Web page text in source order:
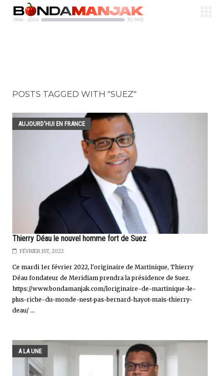
POSTS TAGGED WITH "SUEZ"
AUJOURD'HUI EN FRANCE
Thierry Déau le nouvel homme fort de Suez
FÉVRIER 1ST, 2022
Ce mardi 1er février 2022, l'originaire de Martinique, Thierry
Déau fondateur de Meridiam prendra la présidence de Suez.
https://www.bondamanjak.com/loriginaire-de-martinique-le-
plus-riche-du-monde-nest-pas-bernard-hayot-mais-thierry-
deau/ ...
A LA UNE